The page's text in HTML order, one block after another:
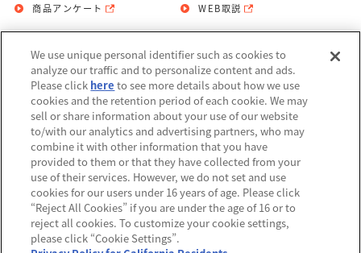
商品アンケート WEB取説
お問い合わせ 個人情報保護方針
利用規約
Do Not Sell or Share My Personal
Information
アレルギー情報
We use unique personal identifier such as cookies to
analyze our traffic and to personalize content and ads.
Please click here to see more details about how we use
cookies and the retention period of each cookie. We may
sell or share information about your use of our website
to/with our analytics and advertising partners, who may
combine it with other information that you have
provided to them or that they have collected from your
use of their services. However, we do not set and use
cookies for our users under 16 years of age. Please click
“Reject All Cookies” if you are under the age of 16 or to
reject all cookies. To customize your cookie settings,
please click “Cookie Settings”.